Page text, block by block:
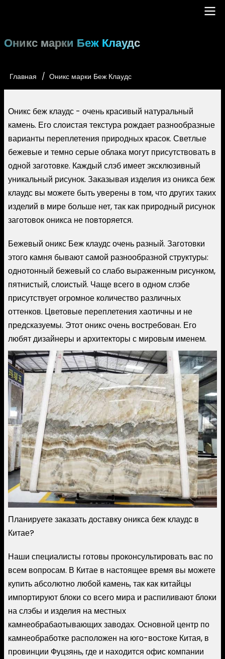
содержанию
Main
Оникс марки Беж Клаудс
Строка
Главная Оникс марки Беж Клаудс
Оникс беж клаудс - очень красивый натуральный
камень. Его слоистая текстура рождает разнообразные
варианты переплетения природных красок. Светлые
бежевые и темно серые облака могут присутствовать в
одной заготовке. Каждый слэб имеет эксклюзивный
уникальный рисунок. Заказывая изделия из оникса беж
клаудс вы можете быть уверены в том, что других таких
изделий в мире больше нет, так как природный рисунок
заготовок оникса не повторяется.
Бежевый оникс Беж клаудс очень разный. Заготовки
этого камня бывают самой разнообразной структуры:
однотонный бежевый со слабо выраженным рисунком,
пятнистый, слоистый. Чаще всего в одном слэбе
присутствует огромное количество различных
оттенков. Цветовые переплетения хаотичны и не
предсказуемы. Этот оникс очень востребован. Его
любят дизайнеры и архитекторы с мировым именем.
Планируете заказать доставку оникса беж клаудс в
Китае?
Наши специалисты готовы проконсультировать вас по
всем вопросам. В Китае в настоящее время вы можете
купить абсолютно любой камень, так как китайцы
импортируют блоки со всего мира и распиливают блоки
на слэбы и изделия на местных
камнеобрабаотывающих заводах. Основной центр по
камнеобработке расположен на юго-востоке Китая, в
провинции Фуцзянь, где и находится офис компании